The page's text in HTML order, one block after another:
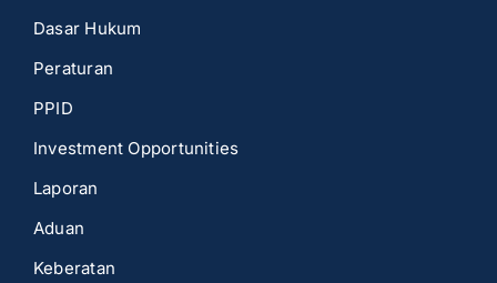
Dasar Hukum
Peraturan
PPID
Investment Opportunities
Laporan
Aduan
Keberatan